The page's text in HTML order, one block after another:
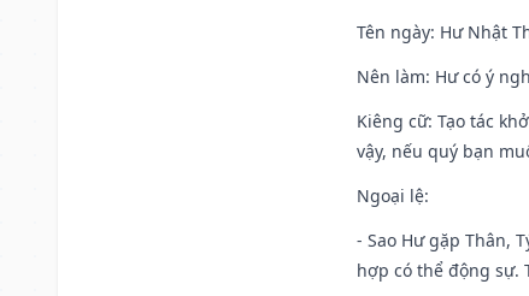
Tên ngày: Hư Nhật
Nên làm: Hư có ý
Kiêng cữ: Tạo tác
vậy, nếu quý bạn
Ngoại lệ:
- Sao Hư gặp Thân,
hợp có thể động sự.